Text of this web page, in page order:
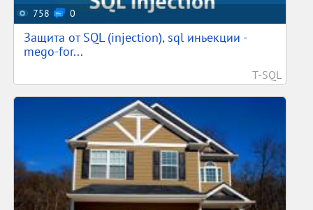
758 0
Защита от SQL (injection), sql иньекции -
mego-for...
T-SQL